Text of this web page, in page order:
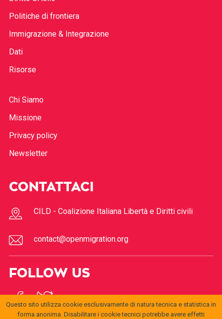
Politiche di frontiera
Immigrazione & Integrazione
Dati
Risorse
Chi Siamo
Missione
Privacy policy
Newsletter
CONTATTACI
CILD - Coalizione Italiana Libertà e Diritti civili
contact@openmigration.org
FOLLOW US
Questo sito utilizza cookie esclusivamente di natura tecnica e statistica in
forma anonima. Disabilitare i cookie tecnici potrebbe avere effetti